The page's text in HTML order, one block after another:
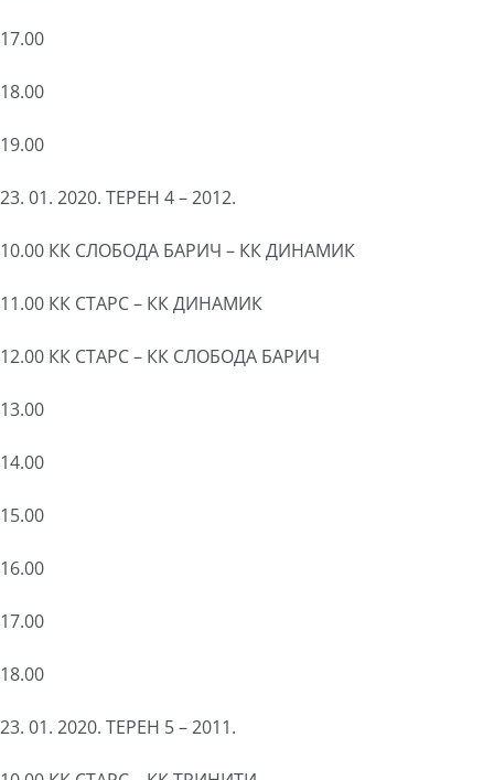
17.00
18.00
19.00
23. 01. 2020. ТЕРЕН 4 – 2012.
10.00 КК СЛОБОДА БАРИЧ – КК ДИНАМИК
11.00 КК СТАРС – КК ДИНАМИК
12.00 КК СТАРС – КК СЛОБОДА БАРИЧ
13.00
14.00
15.00
16.00
17.00
18.00
23. 01. 2020. ТЕРЕН 5 – 2011.